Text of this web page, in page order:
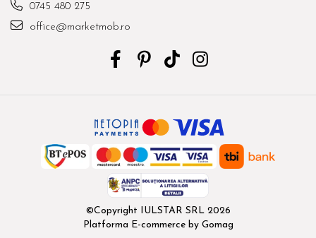
0745 480 275
office@marketmob.ro
©Copyright IULSTAR SRL 2026
Platforma E-commerce by Gomag